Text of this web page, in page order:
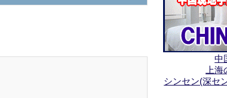
中
上
シンセン(深セ